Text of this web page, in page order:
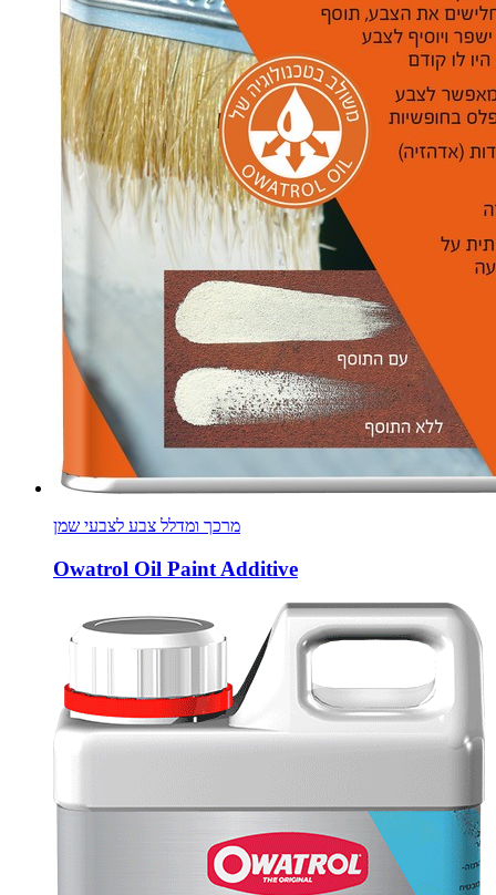
מרכך ומדלל צבע לצבעי שמן
Owatrol Oil Paint Additive